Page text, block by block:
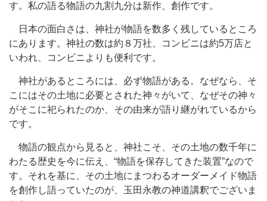
す。私の語る物語の九割九分は新作、創作です。
日本の面白さは、神社が物語を数多く残しているところ
にあります。神社の数は約８万社、コンビニは約5万店と
いわれ、コンビニよりも便利です。
神社があるところには、必ず物語がある。なぜなら、そ
こにはその土地に必要とされた神々がいて、なぜその神々
がそこに祀られたのか、その由来が語り継がれているから
です。
物語の観点から見ると、神社こそ、その土地の数千年に
わたる歴史を今に伝え、“物語を保存してきた装置”なので
す。それを基に、その土地にまつわるオーダーメイド物語
を創作し語っていたのが、玉田永教の神道講釈でございま